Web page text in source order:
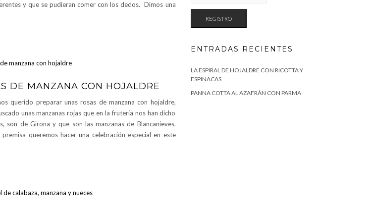
y que se pudieran comer con los dedos. Dimos una
DE MANZANA CON HOJALDRE
querido preparar unas rosas de manzana con hojaldre,
unas manzanas rojas que en la frutería nos han dicho
son de Girona y que son las manzanas de Blancanieves.
premisa queremos hacer una celebración especial en este
ENTRADAS RECIENTES
LA ESPIRAL DE HOJALDRE CON RICOTTA Y
ESPINACAS
PANNA COTTA AL AZAFRÁN CON PARMA